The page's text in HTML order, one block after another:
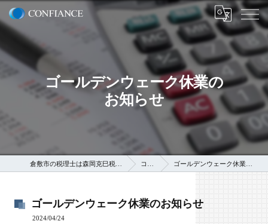
ゴールデンウェーク休業の
お知らせ
コラム ゴールデンウェーク休業のお知らせ
ゴールデンウェーク休業のお知らせ
2024/04/24